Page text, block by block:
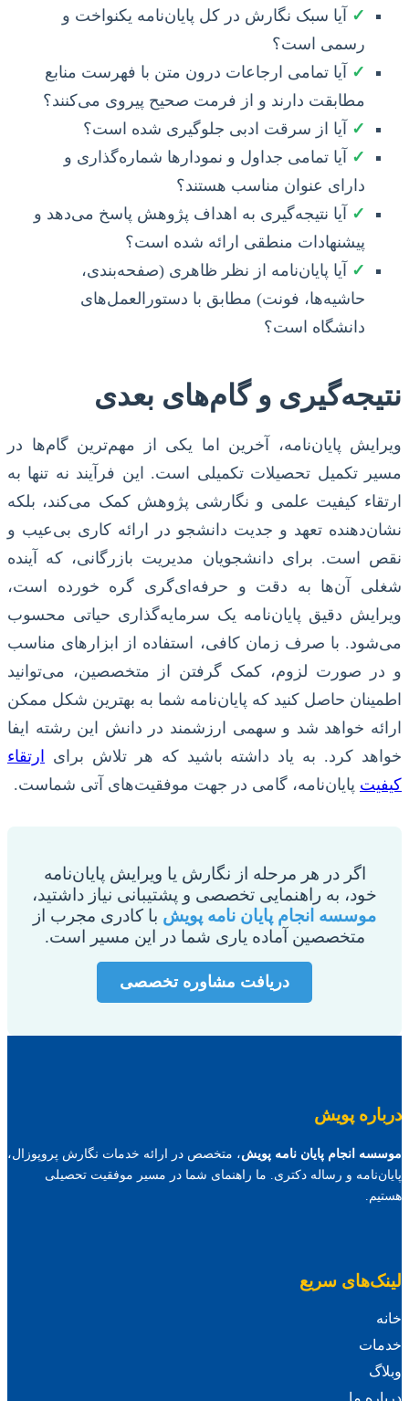
✓ آیا سبک نگارش در کل پایان‌نامه یکنواخت و
رسمی است؟
✓ آیا تمامی ارجاعات درون متن با فهرست منابع
مطابقت دارند و از فرمت صحیح پیروی می‌کنند؟
✓ آیا از سرقت ادبی جلوگیری شده است؟
✓ آیا تمامی جداول و نمودارها شماره‌گذاری و
دارای عنوان مناسب هستند؟
✓ آیا نتیجه‌گیری به اهداف پژوهش پاسخ می‌دهد و
پیشنهادات منطقی ارائه شده است؟
✓ آیا پایان‌نامه از نظر ظاهری (صفحه‌بندی،
حاشیه‌ها، فونت) مطابق با دستورالعمل‌های
دانشگاه است؟
نتیجه‌گیری و گام‌های بعدی
ویرایش پایان‌نامه، آخرین اما یکی از مهم‌ترین گام‌ها در
مسیر تکمیل تحصیلات تکمیلی است. این فرآیند نه تنها به
ارتقاء کیفیت علمی و نگارشی پژوهش کمک می‌کند، بلکه
نشان‌دهنده تعهد و جدیت دانشجو در ارائه کاری بی‌عیب و
نقص است. برای دانشجویان مدیریت بازرگانی، که آینده
شغلی آن‌ها به دقت و حرفه‌ای‌گری گره خورده است،
ویرایش دقیق پایان‌نامه یک سرمایه‌گذاری حیاتی محسوب
می‌شود. با صرف زمان کافی، استفاده از ابزارهای مناسب
و در صورت لزوم، کمک گرفتن از متخصصین، می‌توانید
اطمینان حاصل کنید که پایان‌نامه شما به بهترین شکل ممکن
ارائه خواهد شد و سهمی ارزشمند در دانش این رشته ایفا
خواهد کرد. به یاد داشته باشید که هر تلاش برای
ارتقاء
کیفیت پایان‌نامه، گامی در جهت موفقیت‌های آتی شماست.
اگر در هر مرحله از نگارش یا ویرایش پایان‌نامه
خود، به راهنمایی تخصصی و پشتیبانی نیاز داشتید،
موسسه انجام پایان نامه پویش با کادری مجرب از
متخصصین آماده یاری شما در این مسیر است.
دریافت مشاوره تخصصی
درباره پویش
موسسه انجام پایان نامه پویش، متخصص در ارائه خدمات نگارش پروپوزال،
پایان‌نامه و رساله دکتری. ما راهنمای شما در مسیر موفقیت تحصیلی
هستیم.
لینک‌های سریع
خانه
خدمات
وبلاگ
درباره ما